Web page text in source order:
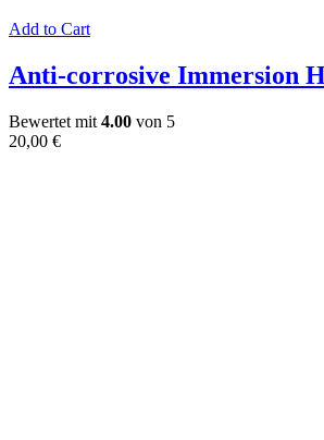
Add to Cart
Anti-corrosive Immersion
Bewertet mit 4.00 von 5
20,00 €